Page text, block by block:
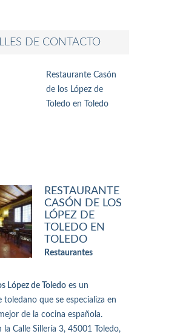
DE CONTACTO
Restaurante Casón
de los López de
Toledo en Toledo
RESTAURANTE
CASÓN DE LOS
LÓPEZ DE
TOLEDO EN
TOLEDO
Restaurantes
López de Toledo es un
toledano que se especializa en
de la cocina española.
la Calle Sillería 3, 45001 Toledo,